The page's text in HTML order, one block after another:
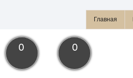
Главная
0 0